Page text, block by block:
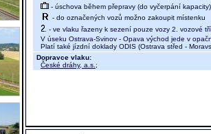
- úschova během přepravy (do vyčerpání kapacity)
- do označených vozů možno zakoupit místenku
- ve vlaku řazeny k sezení pouze vozy 2. vozové
V úseku Ostrava-Svinov - Opava východ jede v
Platí také jízdní doklady ODIS (Ostrava střed -
Dopravce vlaku:
České dráhy, a.s. ;